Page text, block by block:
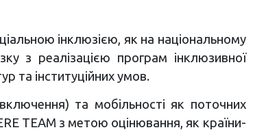
інклюзією, як на національному
з реалізацією програм інклюзивної
та інституційних умов.
та мобільності як поточних
TEAM з метою оцінювання, як країни-